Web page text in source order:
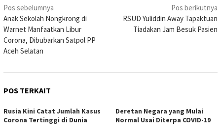
Navigasi
pos
Pos sebelumnya
Anak Sekolah Nongkrong di
Warnet Manfaatkan Libur
Corona, Dibubarkan Satpol PP
Aceh Selatan
Pos berikutnya
RSUD Yuliddin Away Tapaktuan
Tiadakan Jam Besuk Pasien
POS TERKAIT
Rusia Kini Catat Jumlah Kasus
Corona Tertinggi di Dunia
Deretan Negara yang Mulai
Normal Usai Diterpa COVID-19